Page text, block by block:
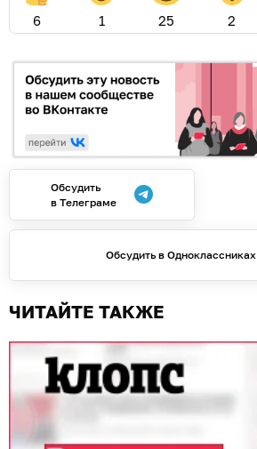
6 1 25 2
Обсудить
в Телеграме
Обсудить в Одноклассниках
ЧИТАЙТЕ ТАКЖЕ